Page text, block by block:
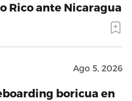
Rico ante Nicaragua
Ago 5, 2026
boricua en